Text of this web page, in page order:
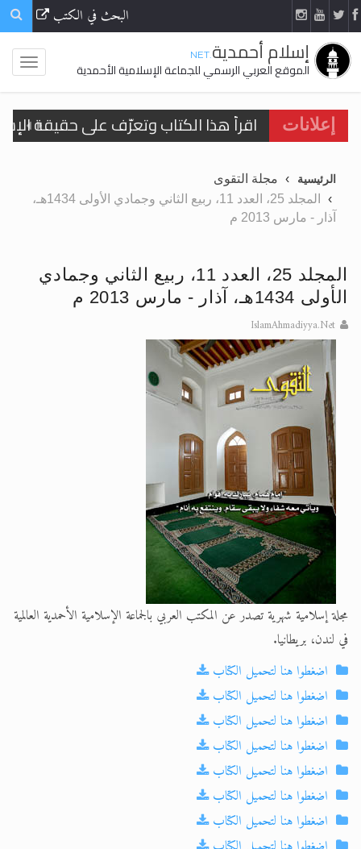
البحث في الكتب
إسلام أحمدية.NET
الموقع العربي الرسمي للجماعة الإسلامية الأحمدية
إعلانات اقرأ هذا الكتاب وتعرّف على حقيقة
الحجّ.. دلالات، حِكم، وأهداف >> المزيد
اقرأ هذا المقال في أهمية عيد
اقرأ هذا المقال في أهمية عيد
الحجّ.. دلالات، حِكم، وأهداف >> المزيد
تعميم هامّ لأفراد الجماعة >> المزيد
تعميم هامّ لأفراد الجماعة >> المزيد
الرئيسية
مجلة التقوى
المجلد 25، العدد 11، ربيع الثاني وجمادي الأولى 1434هـ،
آذار - مارس 2013 م
المجلد 25، العدد 11، ربيع الثاني وجمادي
الأولى 1434هـ، آذار - مارس 2013 م
IslamAhmadiyya.Net
مجلة إسلامية شهرية تصدر عن المكتب العربي بالجماعة الإسلامية الأحمدية العالمية
في لندن، بريطانيا.
اضغطوا هنا لتحميل الكتاب
اضغطوا هنا لتحميل الكتاب
اضغطوا هنا لتحميل الكتاب
اضغطوا هنا لتحميل الكتاب
اضغطوا هنا لتحميل الكتاب
اضغطوا هنا لتحميل الكتاب
اضغطوا هنا لتحميل الكتاب